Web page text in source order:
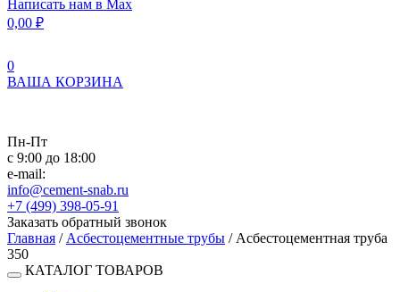
Написать нам в Max
0,00 ₽
0
ВАША КОРЗИНА
Пн-Пт
с 9:00 до 18:00
e-mail:
info@cement-snab.ru
+7 (499) 398-05-91
Заказать обратный звонок
Главная / Асбестоцементные трубы / Асбестоцементная труба
350
КАТАЛОГ ТОВАРОВ